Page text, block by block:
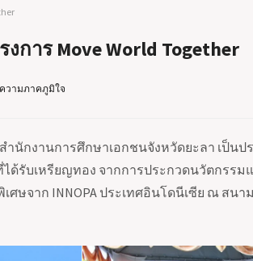
าร Move World Together
ความภาคภูมิใจ
ำนักงานการศึกษาเอกชนจังหวัดยะลา เป็น
ได้รับเหรียญทอง จากการประกวดนวัตกรรม
ษจาก INNOPA ประเทศอินโดนีเซีย ณ สน